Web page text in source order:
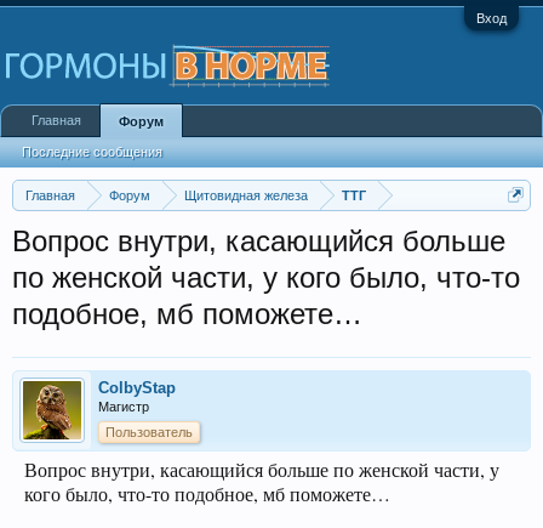
Вход
Главная Форум Щитовидная железа ТТГ
Вопрос внутри, касающийся больше
по женской части, у кого было, что-то
подобное, мб поможете…
ColbyStap
Магистр
Пользователь
Вопрос внутри, касающийся больше по женской части, у
кого было, что-то подобное, мб поможете…
Главная Форум
Последние сообщения